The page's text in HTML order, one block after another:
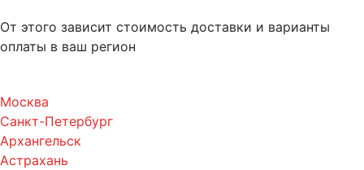
От этого зависит стоимость доставки и варианты
оплаты в ваш регион
Москва
Санкт-Петербург
Архангельск
Астрахань